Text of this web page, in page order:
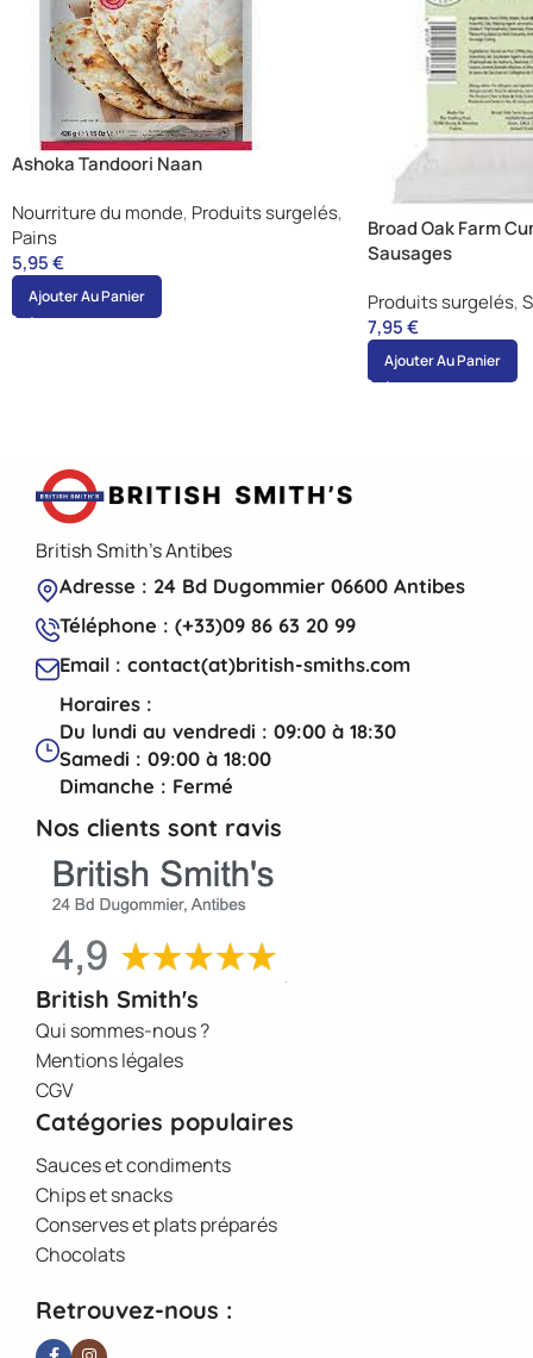
Ashoka Tandoori Naan
Nourriture du monde, Produits surgelés,
Pains
5,95€
Ajouter Au Panier
Broad Oak Farm
Sausages
Produits surgelés,
7,95€
Ajouter Au Panier
British Smith's Antibes
Adresse : 24 Bd Dugommier 06600 Antibes
Téléphone : (+33)09 86 63 20 99
Email : contact(at)british-smiths.com
Horaires :
Du lundi au vendredi : 09:00 à 18:30
Samedi : 09:00 à 18:00
Dimanche : Fermé
Nos clients sont ravis
British Smith's
Qui sommes-nous ?
Mentions légales
CGV
Catégories populaires
Sauces et condiments
Chips et snacks
Conserves et plats préparés
Chocolats
Retrouvez-nous :